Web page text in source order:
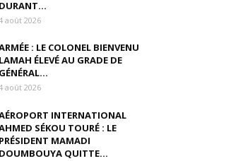
DURANT...
août 2026
: LE COLONEL BIENVENU
LAMAH ÉLEVÉ AU GRADE DE
GÉNÉRAL...
août 2026
INTERNATIONAL
SÉKOU TOURÉ : LE
PRÉSIDENT MAMADI
DOUMBOUYA QUITTE...